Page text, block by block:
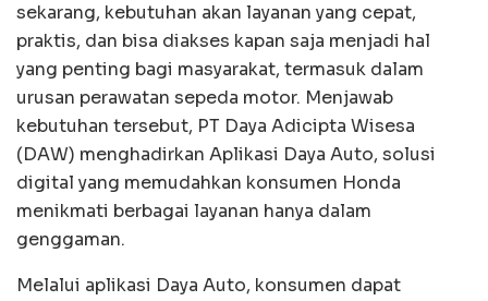
sekarang, kebutuhan akan layanan yang cepat,
praktis, dan bisa diakses kapan saja menjadi hal
yang penting bagi masyarakat, termasuk dalam
urusan perawatan sepeda motor. Menjawab
kebutuhan tersebut, PT Daya Adicipta Wisesa
(DAW) menghadirkan Aplikasi Daya Auto, solusi
digital yang memudahkan konsumen Honda
menikmati berbagai layanan hanya dalam
genggaman.
Melalui aplikasi Daya Auto, konsumen dapat